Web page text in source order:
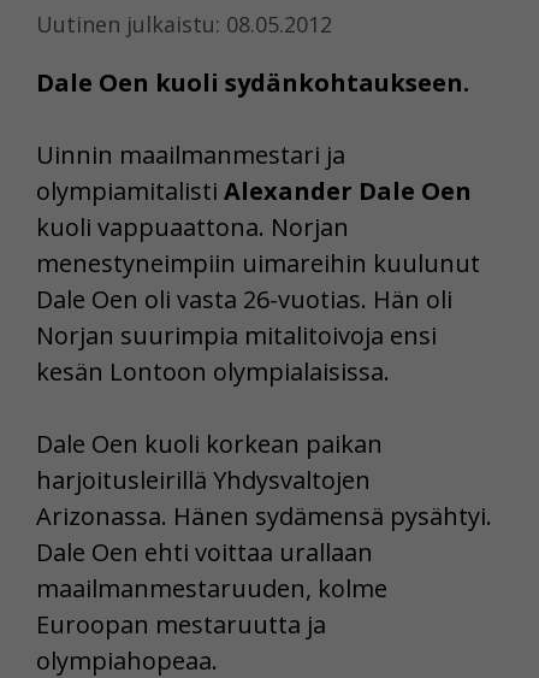
Uutinen julkaistu: 08.05.2012
Dale Oen kuoli sydänkohtaukseen.
Uinnin maailmanmestari ja
olympiamitalisti Alexander Dale Oen
kuoli vappuaattona. Norjan
menestyneimpiin uimareihin kuulunut
Dale Oen oli vasta 26-vuotias. Hän oli
Norjan suurimpia mitalitoivoja ensi
kesän Lontoon olympialaisissa.
Dale Oen kuoli korkean paikan
harjoitusleirillä Yhdysvaltojen
Arizonassa. Hänen sydämensä pysähtyi.
Dale Oen ehti voittaa urallaan
maailmanmestaruuden, kolme
Euroopan mestaruutta ja
olympiahopeaa.